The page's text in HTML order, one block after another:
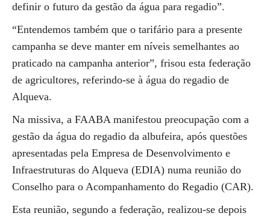
definir o futuro da gestão da água para regadio”.
“Entendemos também que o tarifário para a presente
campanha se deve manter em níveis semelhantes ao
praticado na campanha anterior”, frisou esta federação
de agricultores, referindo-se à água do regadio de
Alqueva.
Na missiva, a FAABA manifestou preocupação com a
gestão da água do regadio da albufeira, após questões
apresentadas pela Empresa de Desenvolvimento e
Infraestruturas do Alqueva (EDIA) numa reunião do
Conselho para o Acompanhamento do Regadio (CAR).
Esta reunião, segundo a federação, realizou-se depois